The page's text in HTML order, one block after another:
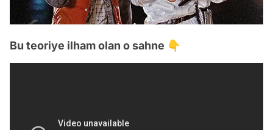
Bu teoriye ilham olan o sahne 👇